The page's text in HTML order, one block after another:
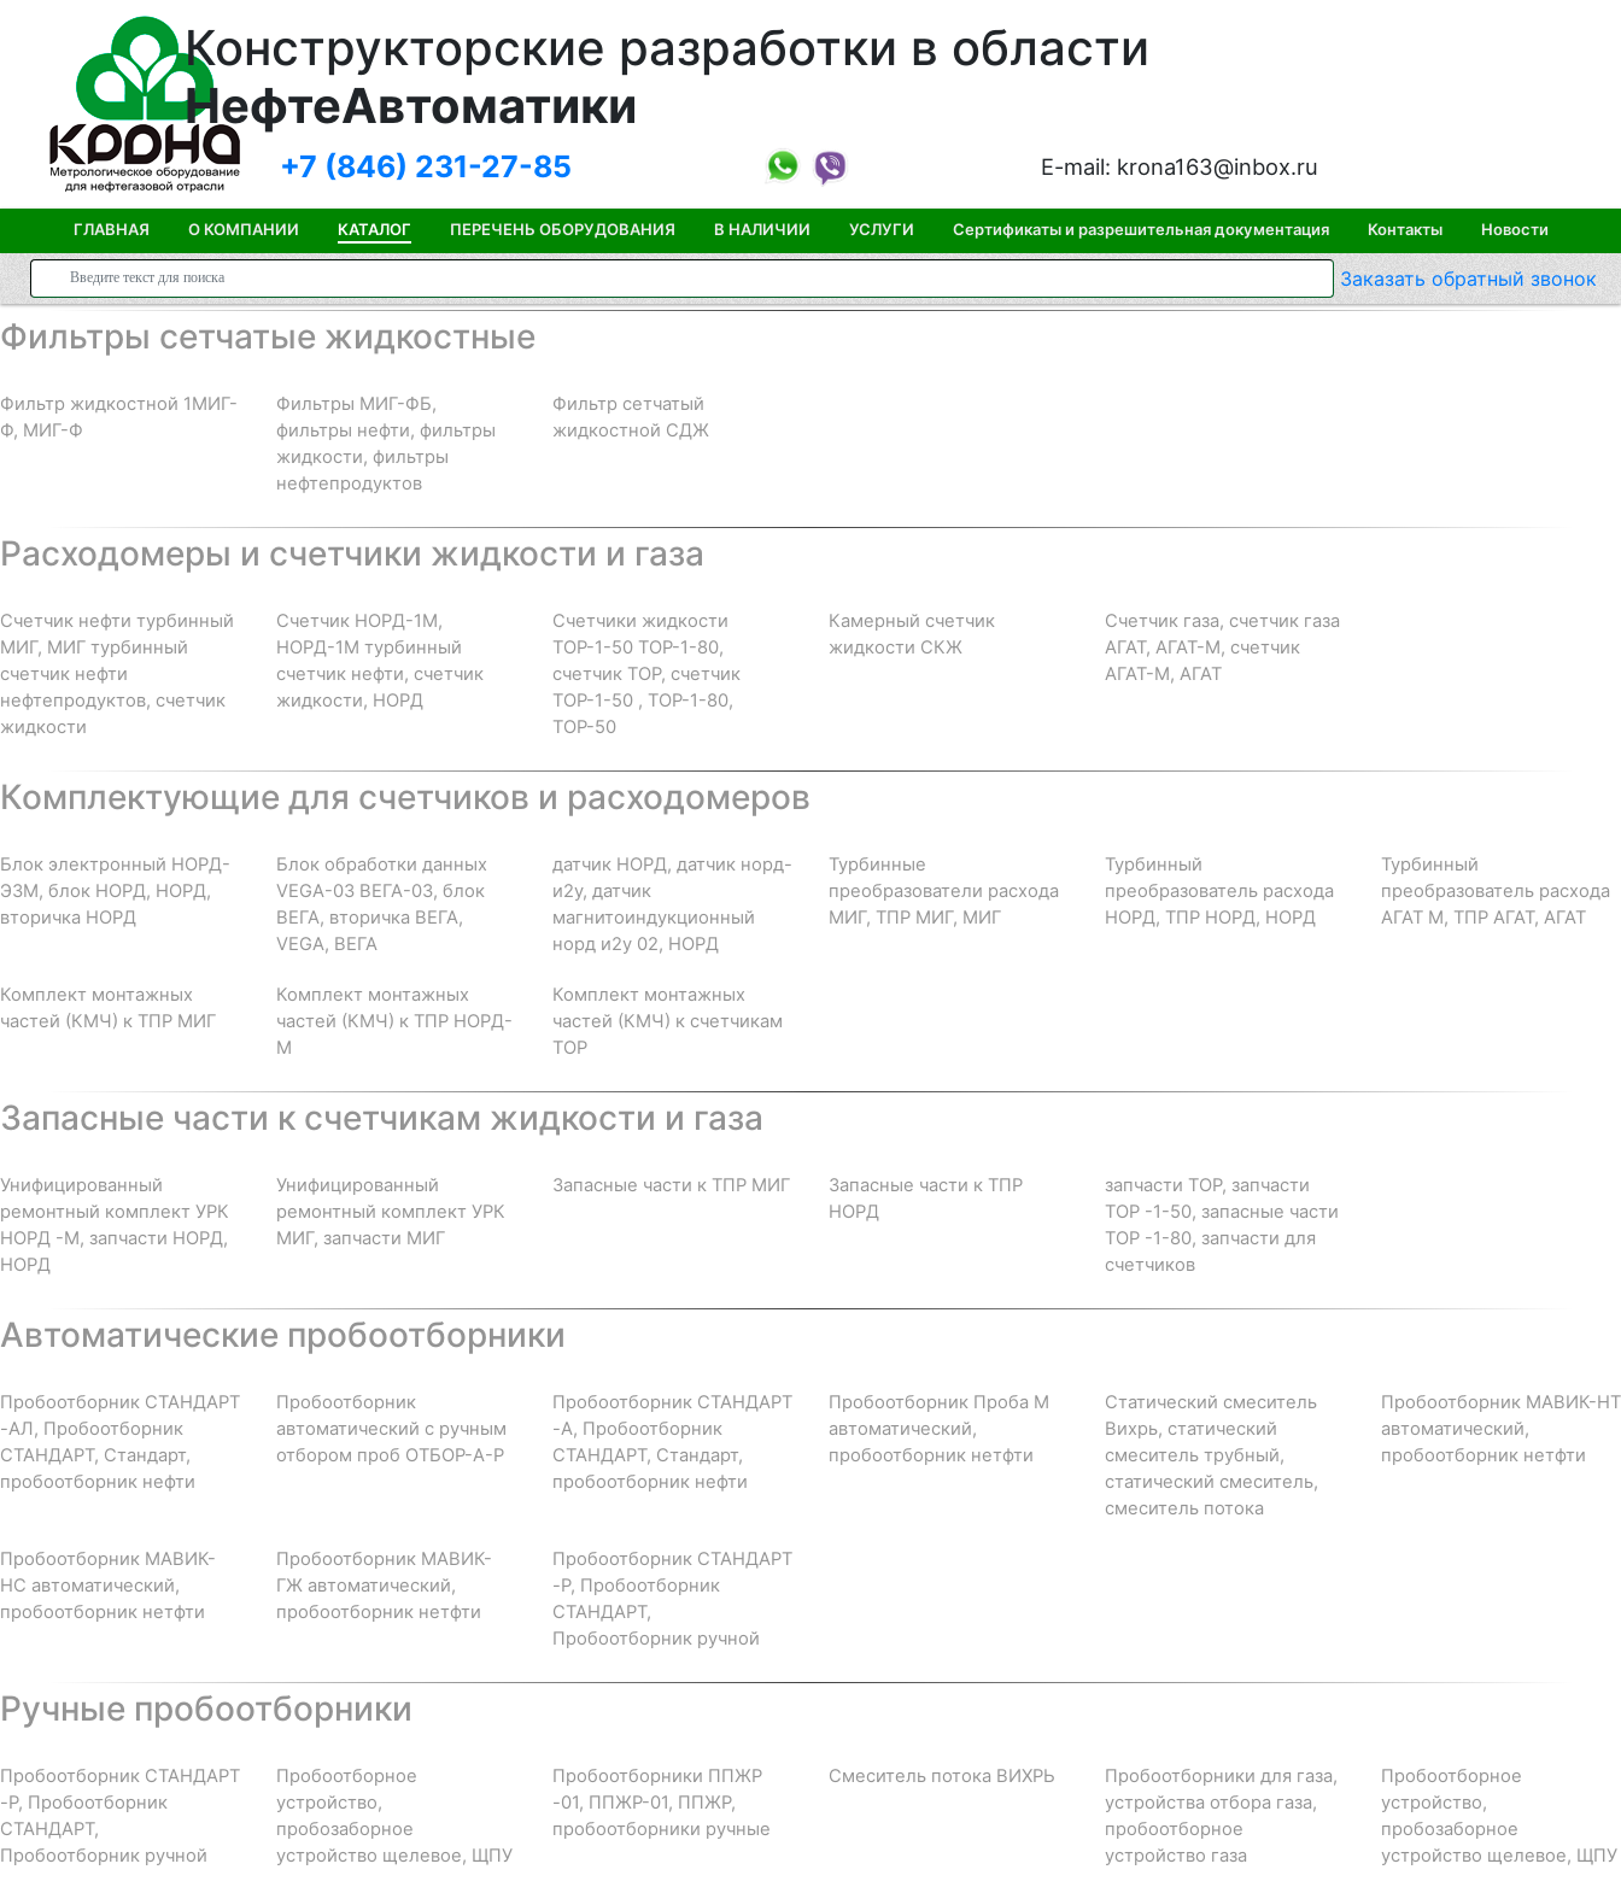
Конструкторские разработки в области
НефтеАвтоматики
+7 (846) 231-27-85 E-mail: krona163@inbox.ru
ГЛАВНАЯ О КОМПАНИИ КАТАЛОГ ПЕРЕЧЕНЬ ОБОРУДОВАНИЯ В НАЛИЧИИ УСЛУГИ Сертификаты и разрешительная документация Контакты Новости
Заказать обратный звонок
Фильтры сетчатые жидкостные
Фильтр жидкостной 1МИГ-
Ф, МИГ-Ф
Фильтры МИГ-ФБ,
фильтры нефти, фильтры
жидкости, фильтры
нефтепродуктов
Фильтр сетчатый
жидкостной СДЖ
Расходомеры и счетчики жидкости и газа
Счетчик нефти турбинный
МИГ, МИГ турбинный
счетчик нефти
нефтепродуктов, счетчик
жидкости
Счетчик НОРД-1М,
НОРД-1М турбинный
счетчик нефти, счетчик
жидкости, НОРД
Счетчики жидкости
ТОР-1-50 ТОР-1-80,
счетчик ТОР, счетчик
ТОР-1-50 , ТОР-1-80,
ТОР-50
Камерный счетчик
жидкости СКЖ
Счетчик газа, счетчик газа
АГАТ, АГАТ-М, счетчик
АГАТ-М, АГАТ
Комплектующие для счетчиков и расходомеров
Блок электронный НОРД-
Э3М, блок НОРД, НОРД,
вторичка НОРД
Блок обработки данных
VEGA-03 ВЕГА-03, блок
ВЕГА, вторичка ВЕГА,
VEGA, ВЕГА
датчик НОРД, датчик норд-
и2у, датчик
магнитоиндукционный
норд и2у 02, НОРД
Турбинные
преобразователи расхода
МИГ, ТПР МИГ, МИГ
Турбинный
преобразователь расхода
НОРД, ТПР НОРД, НОРД
Турбинный
преобразователь расхода
АГАТ М, ТПР АГАТ, АГАТ
Комплект монтажных
частей (КМЧ) к ТПР МИГ
Комплект монтажных
частей (КМЧ) к ТПР НОРД-
М
Комплект монтажных
частей (КМЧ) к счетчикам
ТОР
Запасные части к счетчикам жидкости и газа
Унифицированный
ремонтный комплект УРК
НОРД -М, запчасти НОРД,
НОРД
Унифицированный
ремонтный комплект УРК
МИГ, запчасти МИГ
Запасные части к ТПР МИГ
Запасные части к ТПР
НОРД
запчасти ТОР, запчасти
ТОР -1-50, запасные части
ТОР -1-80, запчасти для
счетчиков
Автоматические пробоотборники
Пробоотборник СТАНДАРТ
-АЛ, Пробоотборник
СТАНДАРТ, Стандарт,
пробоотборник нефти
Пробоотборник
автоматический с ручным
отбором проб ОТБОР-А-Р
Пробоотборник СТАНДАРТ
-А, Пробоотборник
СТАНДАРТ, Стандарт,
пробоотборник нефти
Пробоотборник Проба М
автоматический,
пробоотборник нетфти
Статический смеситель
Вихрь, статический
смеситель трубный,
статический смеситель,
смеситель потока
Пробоотборник МАВИК-НТ
автоматический,
пробоотборник нетфти
Пробоотборник МАВИК-
НС автоматический,
пробоотборник нетфти
Пробоотборник МАВИК-
ГЖ автоматический,
пробоотборник нетфти
Пробоотборник СТАНДАРТ
-Р, Пробоотборник
СТАНДАРТ,
Пробоотборник ручной
Ручные пробоотборники
Пробоотборник СТАНДАРТ
-Р, Пробоотборник
СТАНДАРТ,
Пробоотборник ручной
Пробоотборное
устройство,
пробозаборное
устройство щелевое, ЩПУ
Пробоотборники ППЖР
-01, ППЖР-01, ППЖР,
пробоотборники ручные
Смеситель потока ВИХРЬ
Пробоотборники для газа,
устройства отбора газа,
пробоотборное
устройство газа
Пробоотборное
устройство,
пробозаборное
устройство щелевое, ЩПУ